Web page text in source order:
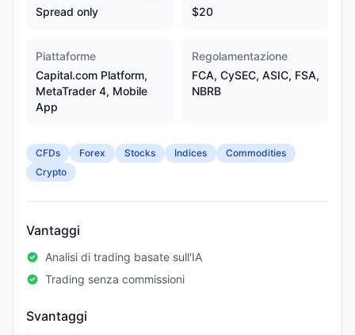
Spread only
$20
Piattaforme
Capital.com Platform,
MetaTrader 4, Mobile
App
Regolamentazione
FCA, CySEC, ASIC, FSA,
NBRB
CFDs Forex Stocks Indices
Commodities
Crypto
Vantaggi
Analisi di trading basate sull'IA
Trading senza commissioni
Svantaggi